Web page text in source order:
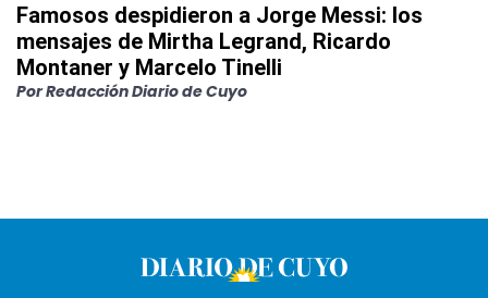
Famosos despidieron a Jorge Messi: los
mensajes de Mirtha Legrand, Ricardo
Montaner y Marcelo Tinelli
PorRedacción Diario de Cuyo